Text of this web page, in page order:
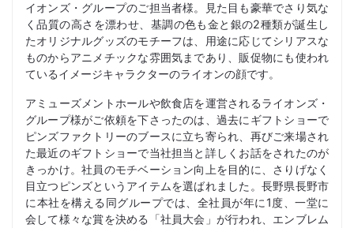
イオンズ・グループのご担当者様。見た目も豪華でさり気な
く品質の高さを漂わせ、基調の色も金と銀の2種類が誕生し
たオリジナルグッズのモチーフは、用途に応じてシリアスな
ものからアニメチックな雰囲気まであり、販促物にも使われ
ているイメージキャラクターのライオンの顔です。
アミューズメントホールや飲食店を運営されるライオンズ・
グループ様がご依頼を下さったのは、過去にギフトショーで
ピンズファクトリーのブースに立ち寄られ、再びご来場され
た最近のギフトショーで当社担当と詳しくお話をされたのが
きっかけ。社員のモチベーション向上を目的に、さりげなく
目立つピンズというアイテムを選ばれました。長野県長野市
に本社を構える同グループでは、全社員が年に1度、一堂に
会して様々な賞を決める「社員大会」が行われ、エンブレム